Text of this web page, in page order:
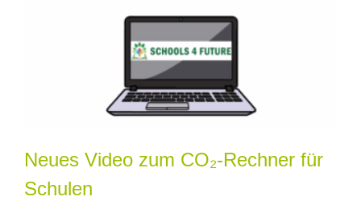
Neues Video zum CO₂-Rechner für
Schulen